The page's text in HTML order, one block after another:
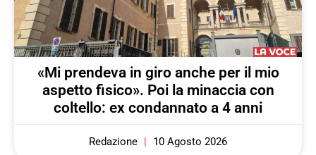
«Mi prendeva in giro anche per il mio
aspetto fisico». Poi la minaccia con
coltello: ex condannato a 4 anni
Redazione 10 Agosto 2026